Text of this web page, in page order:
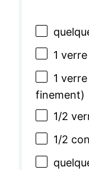
1
1
finement)
1/2
1/2